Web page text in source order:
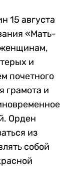
15 августа
«Мать-
женщинам,
и
почетного
грамота и
Орден
из
собой